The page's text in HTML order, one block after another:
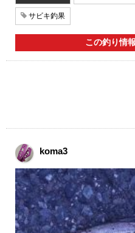
サビキ釣果
この釣り情
koma3